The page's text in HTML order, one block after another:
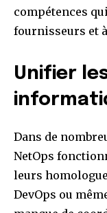
compétences
fournisseurs et
Unifier
Dans de
NetOps
leurs
DevOps ou